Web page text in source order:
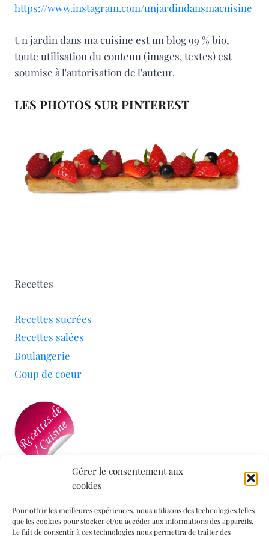
Gérer le consentement aux
cookies
Pour offrir les meilleures expériences, nous utilisons des technologies telles
que les cookies pour stocker et/ou accéder aux informations des appareils.
Le fait de consentir à ces technologies nous permettra de traiter des
https://www.instagram.com/unjardindansmacuisine
Un jardin dans ma cuisine est un blog 99 % bio,
toute utilisation du contenu (images, textes) est
soumise à l'autorisation de l'auteur.
LES PHOTOS SUR PINTEREST
Recettes
Recettes sucrées
Recettes salées
Boulangerie
Coup de coeur
Mon blog a été sélectionné par le site